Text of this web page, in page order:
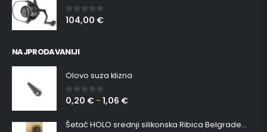
0out of 5
104,00 €
0out of 5
0,20 €–1,06